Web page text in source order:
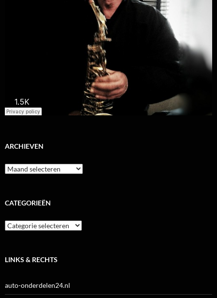
ARCHIEVEN
Archieven
CATEGORIEËN
Categorieën
LINKS & RECHTS
auto-onderdelen24.nl